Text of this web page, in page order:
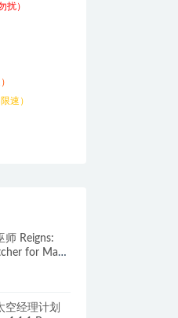
扰）
速）
师 Reigns:
for Mac
空经理计划